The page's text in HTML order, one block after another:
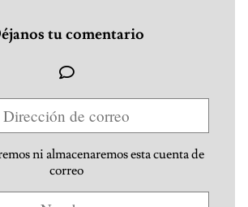
tu comentario
ni almacenaremos esta cuenta de
correo